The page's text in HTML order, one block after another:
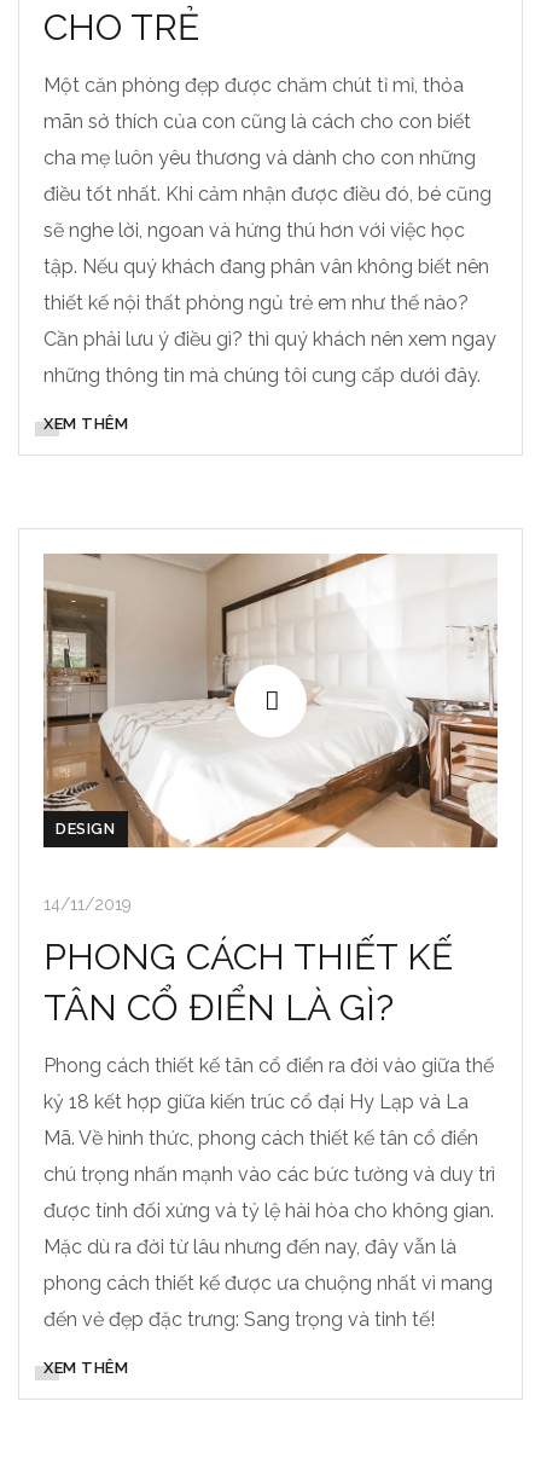
CHO TRẺ
Một căn phòng đẹp được chăm chút tỉ mỉ, thỏa
mãn sở thích của con cũng là cách cho con biết
cha mẹ luôn yêu thương và dành cho con những
điều tốt nhất. Khi cảm nhận được điều đó, bé cũng
sẽ nghe lời, ngoan và hứng thú hơn với việc học
tập. Nếu quý khách đang phân vân không biết nên
thiết kế nội thất phòng ngủ trẻ em như thế nào?
Cần phải lưu ý điều gì? thì quý khách nên xem ngay
những thông tin mà chúng tôi cung cấp dưới đây.
XEM THÊM
DESIGN
14/11/2019
PHONG CÁCH THIẾT KẾ
TÂN CỔ ĐIỂN LÀ GÌ?
Phong cách thiết kế tân cổ điển ra đời vào giữa thế
kỷ 18 kết hợp giữa kiến trúc cổ đại Hy Lạp và La
Mã. Về hình thức, phong cách thiết kế tân cổ điển
chú trọng nhấn mạnh vào các bức tường và duy trì
được tính đối xứng và tỷ lệ hài hòa cho không gian.
Mặc dù ra đời từ lâu nhưng đến nay, đây vẫn là
phong cách thiết kế được ưa chuộng nhất vì mang
đến vẻ đẹp đặc trưng: Sang trọng và tinh tế!
XEM THÊM